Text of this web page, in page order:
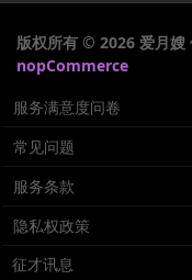
版权所有 © 2026 爱月嫂
nopCommerce
服务满意度问卷
常见问题
服务条款
隐私权政策
征才讯息